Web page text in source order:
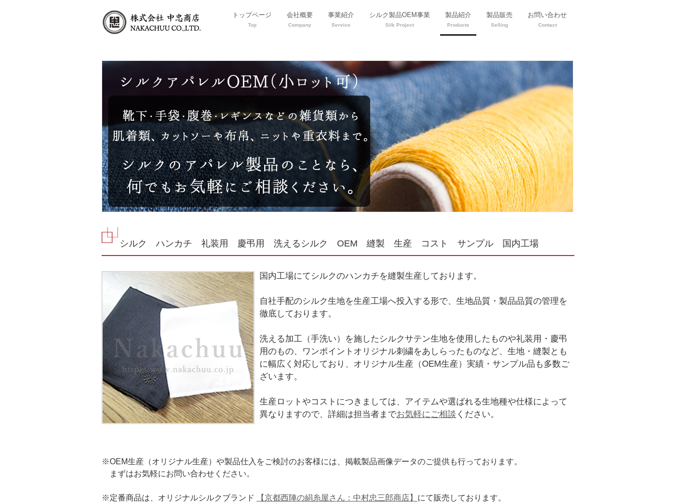
トップページ
Top
会社概要
Company
事業紹介
Service
シルク製品OEM事業
Silk Project
製品紹介
Products
製品販売
Selling
お問い合わせ
Contact
シルク ハンカチ 礼装用 慶弔用 洗えるシルク OEM 縫製 生産 コスト サンプル 国内工場
国内工場にてシルクのハンカチを縫製生産しております。
自社手配のシルク生地を生産工場へ投入する形で、生地品質・製品品質の管理を
徹底しております。
洗える加工（手洗い）を施したシルクサテン生地を使用したものや礼装用・慶弔
用のもの、ワンポイントオリジナル刺繍をあしらったものなど、生地・縫製とも
に幅広く対応しており、オリジナル生産（OEM生産）実績・サンプル品も多数ご
ざいます。
生産ロットやコストにつきましては、アイテムや選ばれる生地種や仕様によって
異なりますので、詳細は担当者までお気軽にご相談 ください。
※OEM生産（オリジナル生産）や製品仕入をご検討のお客様には、掲載製品画像データのご提供も行っております。
まずはお気軽にお問い合わせください。
※定番商品は、オリジナルシルクブランド 【京都西陣の絹糸屋さん：中村忠三郎商店】 にて販売しております。